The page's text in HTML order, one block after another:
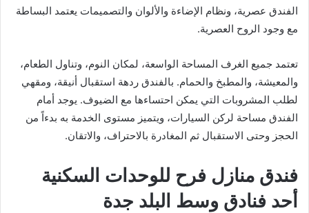
الفندق عصرية، ونظام الإضاءة والألوان والتصميمات يعتمد البساطة
مع وجود الروح العصرية.
تعتمد جميع الغرف المساحة الواسعة، لمكان النوم، وتناول الطعام،
والمعيشة، والمطبخ والحمام. بالفندق ردهة استقبال أنيقة، ومقهي
لطلب المشروبات التي يمكن احتساءها مع الضيوف. يوجد أمام
الفندق مساحة لركن السيارات، ويتميز مستوى الخدمة به بدءاً من
الحجز وحتى الاستقبال ثم المغادرة بالاحتراف، والاتقان.
فندق منازل فرح للوحدات السكنية
أحد فنادق وسط البلد جدة